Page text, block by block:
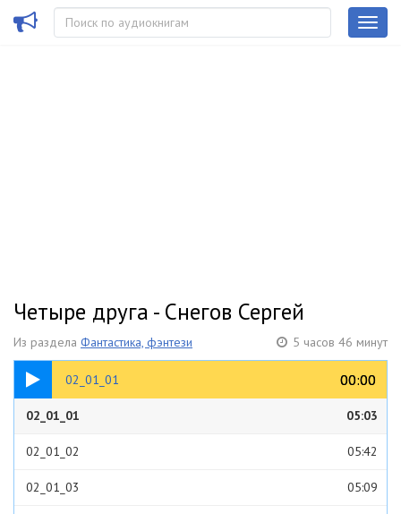
Четыре друга - Снегов Сергей
Из раздела Фантастика, фэнтези 5 часов 46 минут
02_01_01 00:00
00:00
05:03
02_01_01 05:03
02_01_02 05:42
02_01_03 05:09